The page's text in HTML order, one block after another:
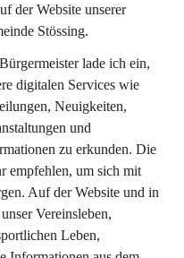
der Website unserer
Stössing.
lade ich ein,
digitalen Services wie
Neuigkeiten,
und
zu erkunden. Die
empfehlen, um sich mit
Auf der Website und in
Vereinsleben,
Leben,